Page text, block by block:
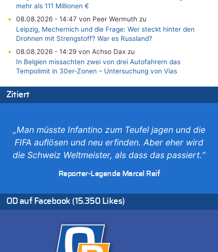
mehr als 111 Millionen €
08.08.2026 - 14:47 von Peer Wermuth zu
Leipzig, Mechernich und die Frage: Wer steckt hinter den
Drohnen mit Strengstoff? War es Russland?
08.08.2026 - 14:29 von Achso Dax zu
In Belgien missachten zwei von drei Autofahrern das
Tempolimit in 30er-Zonen – Untersuchung von Vias
Leipzig, Mechernich und die Frage: Wer steckt hinter den
Drohnen mit Strengstoff? War es Russland?
Kollision zwischen Autofahrer und Radfahrer an RAVeL-Weg
08.08.2026 - 12:56 von WK zu
Wasserstand des Rheins in NRW so niedrig wie noch nie
In Belgien missachten zwei von drei Autofahrern das
08.08.2026 - 12:01 von Hugo Egon Bernhard von Sinnen zu
Zurück an den Rhein: Hendrich wechselt zum 1. FC Köln
In Belgien missachten zwei von drei Autofahrern das
Tempolimit in 30er-Zonen – Untersuchung von Vias
Zitiert
„Man müsste Infantino zum Teufel jagen und die
FIFA auflösen und neu erfinden. Aber eher wird
die Schweiz Weltmeister, als dass das passiert.“
Reporter-Legende Marcel Reif
OD auf Facebook (15.350 Likes)